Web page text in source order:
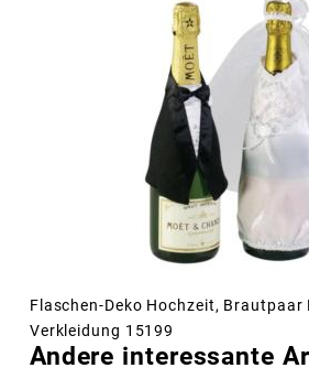
Flaschen-Deko Hochzeit, Brautpaar
Verkleidung 15199
Andere interessante